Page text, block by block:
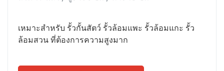
เหมาะสำหรับ รั้วกั้นสัตว์ รั้วล้อมแพะ รั้วล้อมแกะ รั้ว
ล้อมสวน ที่ต้องการความสูงมาก